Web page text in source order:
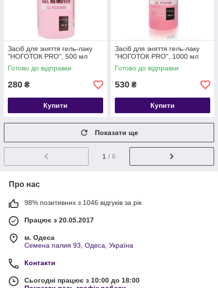
Засіб для зняття гель-лаку
"НОГОТОК PRO", 500 мл
Готово до відправки
280 ₴
Купити
Засіб для зняття гель-лаку
"НОГОТОК PRO", 1000 мл
Готово до відправки
530 ₴
Купити
Показати ще
1 / 6
Про нас
98% позитивних з 1046 відгуків за рік
Працює з 20.05.2017
м. Одеса
Семена палия 93, Одеса, Україна
Контакти
Сьогодні працює з 10:00 до 18:00